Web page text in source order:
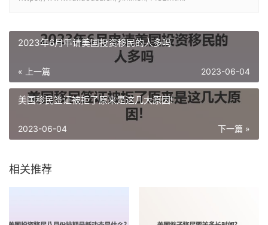
2023年6月申请美国投资移民的人多吗
« 上一篇 2023-06-04
美国移民签证被拒了原来是这几大原因!
下一篇 »
2023-06-04
相关推荐